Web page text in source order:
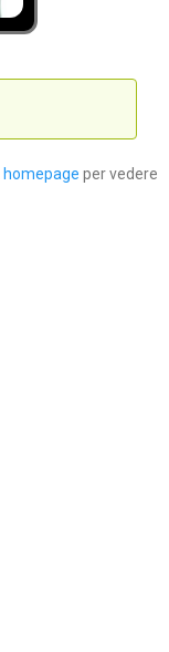
homepage per vedere